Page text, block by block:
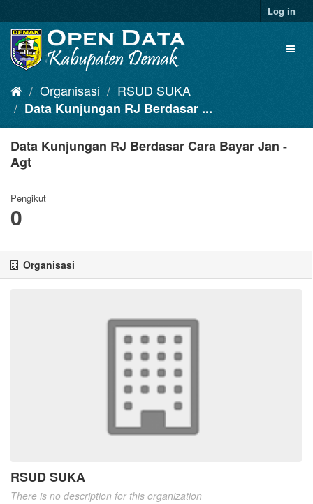
Log in
Organisasi
RSUD SUKA
Data Kunjungan RJ Berdasar ...
Data Kunjungan RJ Berdasar Cara Bayar Jan -
Agt
Pengikut
0
Organisasi
RSUD SUKA
There is no description for this organization